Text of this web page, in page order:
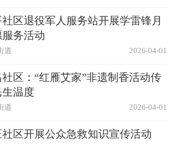
社区退役军人服务站开展学雷锋月
务活动
2026-04-01
道
社区：“红雁艾家”非遗制香活动传
温度
2026-04-01
道
社区开展公众急救知识宣传活动